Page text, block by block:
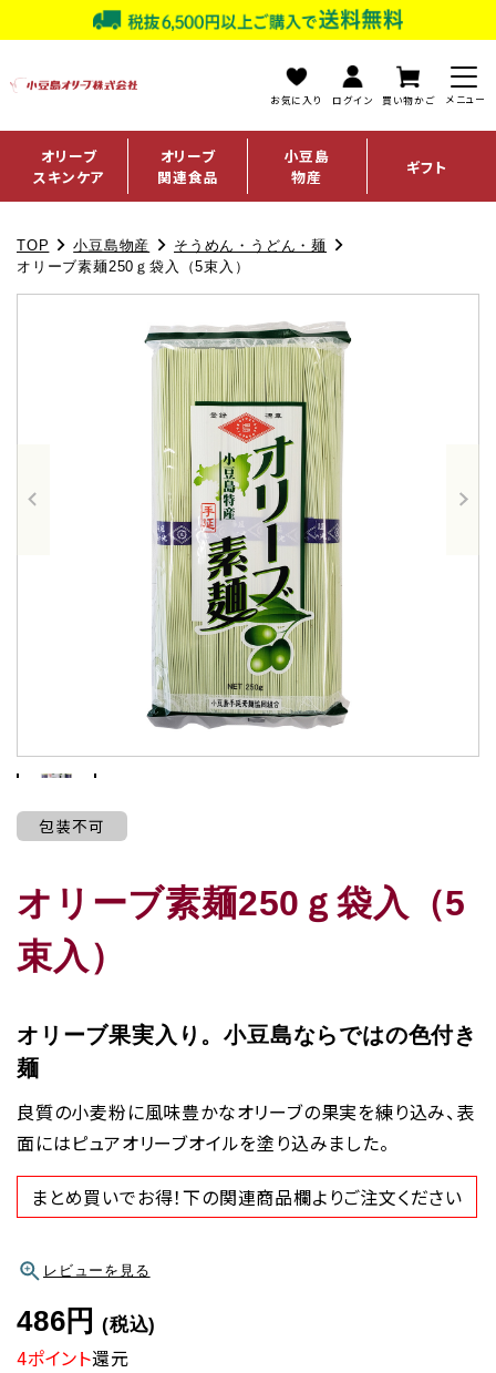
お気に入り ログイン 買い物かご
オリーブ
スキンケア
オリーブ
関連食品
小豆島
物産
ギフト
TOP 小豆島物産
そうめん・うどん・麺
オリーブ素麺250ｇ袋入（5束入）
包装不可
オリーブ素麺250ｇ袋入（5
束入）
オリーブ果実入り。小豆島ならではの色付き
麺
良質の小麦粉に風味豊かなオリーブの果実を練り込み、表
面にはピュアオリーブオイルを塗り込みました。
まとめ買いでお得！下の関連商品欄よりご注文ください
レビューを見る
486円 (税込)
4ポイント還元